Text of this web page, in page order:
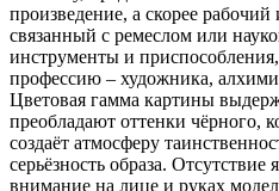
произведение, а скорее
связанный с ремеслом или
инструменты и
профессию – художника,
Цветовая гамма картины
преобладают оттенки чёрного,
создаёт атмосферу
серьёзность образа.
внимание на лице и руках